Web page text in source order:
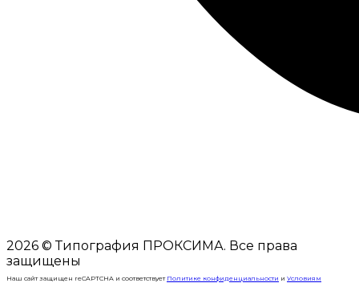
2026 © Типография ПРОКСИМА. Все права
защищены
Наш сайт защищен reCAPTCHA и соответствует Политике конфиденциальности и Условиям